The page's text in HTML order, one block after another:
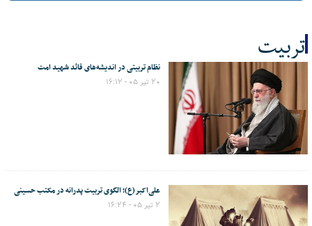
تربیت
کل اخبار:22 نظام تربیتی در اندیشه‌های قائد شهید امت
۲۰ تیر ۰۵ - ۱۶:۱۲
علی‌اکبر(ع)؛ الگوی تربیت پدرانه در مکتب حسینی
۲ تیر ۰۵ - ۱۶:۲۴